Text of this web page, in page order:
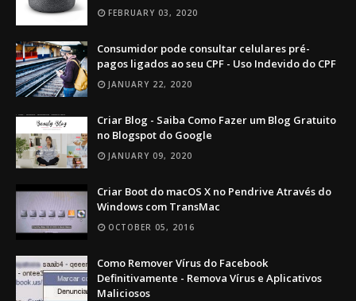
FEBRUARY 03, 2020
Consumidor pode consultar celulares pré-
pagos ligados ao seu CPF - Uso Indevido do CPF
JANUARY 22, 2020
Criar Blog - Saiba Como Fazer um Blog Gratuito
no Blogspot do Google
JANUARY 09, 2020
Criar Boot do macOS X no Pendrive Através do
Windows com TransMac
OCTOBER 05, 2016
Como Remover Vírus do Facebook
Definitivamente - Remova Vírus e Aplicativos
Maliciosos